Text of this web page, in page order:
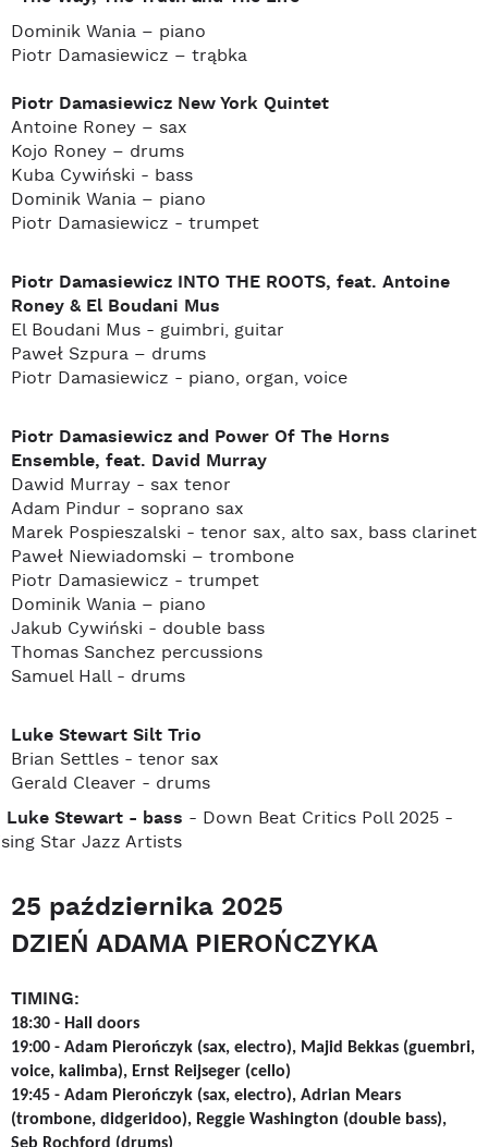
Dominik Wania – piano
Piotr Damasiewicz – trąbka
Piotr Damasiewicz New York Quintet
Antoine Roney – sax
Kojo Roney – drums
Kuba Cywiński - bass
Dominik Wania – piano
Piotr Damasiewicz - trumpet
Piotr Damasiewicz INTO THE ROOTS, feat. Antoine
Roney & El Boudani Mus
El Boudani Mus - guimbri, guitar
Paweł Szpura – drums
Piotr Damasiewicz - piano, organ, voice
Piotr Damasiewicz and Power Of The Horns
Ensemble, feat. David Murray
Dawid Murray - sax tenor
Adam Pindur - soprano sax
Marek Pospieszalski - tenor sax, alto sax, bass clarinet
Paweł Niewiadomski – trombone
Piotr Damasiewicz - trumpet
Dominik Wania – piano
Jakub Cywiński - double bass
Thomas Sanchez percussions
Samuel Hall - drums
Luke Stewart Silt Trio
Brian Settles - tenor sax
Gerald Cleaver - drums
Luke Stewart - bass - Down Beat Critics Poll 2025 -
Star Jazz Artists
25 października 2025
DZIEŃ ADAMA PIEROŃCZYKA
TIMING:
18:30 - Hall doors
19:00 - Adam Pierończyk (sax, electro), Majid Bekkas (guembri,
voice, kalimba), Ernst Reijseger (cello)
19:45 - Adam Pierończyk (sax, electro), Adrian Mears
(trombone, didgeridoo), Reggie Washington (double bass),